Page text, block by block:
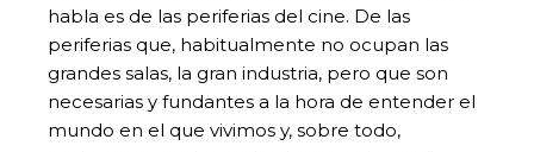
habla es de las periferias del cine. De las
periferias que, habitualmente no ocupan las
grandes salas, la gran industria, pero que son
necesarias y fundantes a la hora de entender el
mundo en el que vivimos y, sobre todo,